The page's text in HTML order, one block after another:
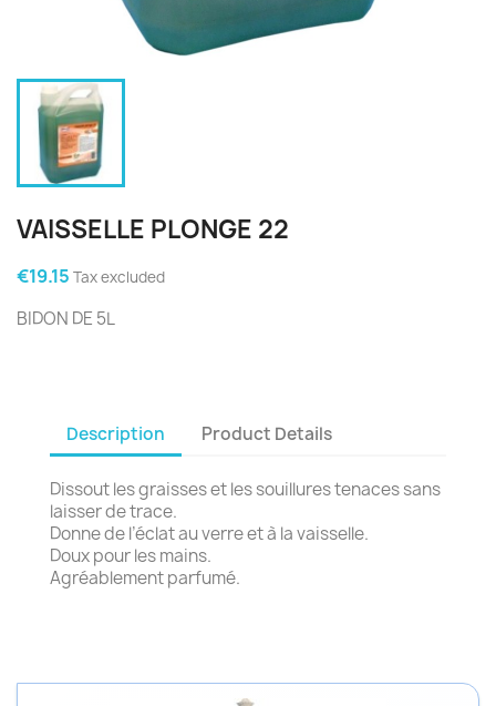
VAISSELLE PLONGE 22
€19.15 Tax excluded
BIDON DE 5L
Description Product Details
Dissout les graisses et les souillures tenaces sans
laisser de trace.
Donne de l’éclat au verre et à la vaisselle.
Doux pour les mains.
Agréablement parfumé.